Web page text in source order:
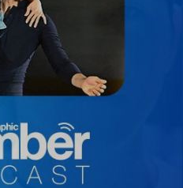
の“たった7人の野
のエースになれた
よ」ミハイロ・ペト
天才」阪神タイガー